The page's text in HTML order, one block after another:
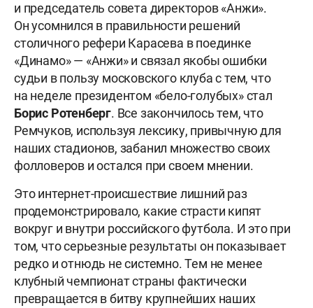
и председатель совета директоров «Анжи».
Он усомнился в правильности решений
столичного рефери Карасева в поединке
«Динамо» — «Анжи» и связал якобы ошибки
судьи в пользу московского клуба с тем, что
на неделе президентом «бело-голубых» стал
Борис Ротенберг. Все закончилось тем, что
Ремчуков, используя лексику, привычную для
наших стадионов, забанил множество своих
фолловеров и остался при своем мнении.
Это интернет-происшествие лишний раз
продемонстрировало, какие страсти кипят
вокруг и внутри российского футбола. И это при
том, что серьезные результаты он показывает
редко и отнюдь не системно. Тем не менее
клубный чемпионат страны фактически
превращается в битву крупнейших наших